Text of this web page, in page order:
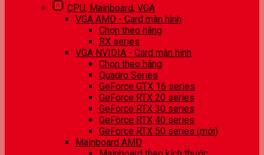
CPU, Mainboard, VGA
VGA AMD - Card màn hình
Chọn theo hãng
RX series
VGA NVIDIA - Card màn hình
Chọn theo hãng
Quadro Series
GeForce GTX 16 series
GeForce RTX 20 series
GeForce RTX 30 series
GeForce RTX 40 series
GeForce RTX 50 series (mới)
Mainboard AMD